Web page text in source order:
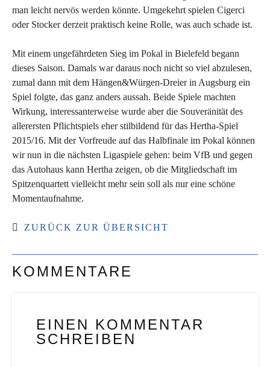
man leicht nervös werden könnte. Umgekehrt spielen Cigerci
oder Stocker derzeit praktisch keine Rolle, was auch schade ist.
Mit einem ungefährdeten Sieg im Pokal in Bielefeld begann
dieses Saison. Damals war daraus noch nicht so viel abzulesen,
zumal dann mit dem Hängen&Würgen-Dreier in Augsburg ein
Spiel folgte, das ganz anders aussah. Beide Spiele machten
Wirkung, interessanterweise wurde aber die Souveränität des
allerersten Pflichtspiels eher stilbildend für das Hertha-Spiel
2015/16. Mit der Vorfreude auf das Halbfinale im Pokal können
wir nun in die nächsten Ligaspiele gehen: beim VfB und gegen
das Autohaus kann Hertha zeigen, ob die Mitgliedschaft im
Spitzenquartett vielleicht mehr sein soll als nur eine schöne
Momentaufnahme.
ZURÜCK ZUR ÜBERSICHT
KOMMENTARE
EINEN KOMMENTAR
SCHREIBEN